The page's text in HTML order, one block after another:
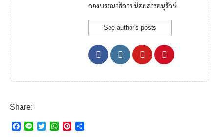
กองบรรณาธิการ นิตยสารอนุรักษ์
See author's posts
Share:
W